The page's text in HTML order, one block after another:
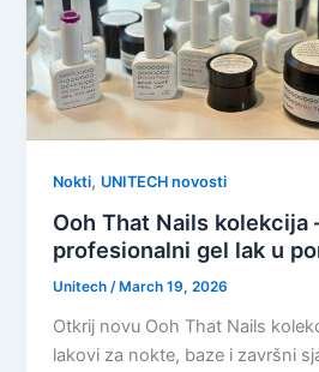
Nokti, UNITECH novosti
Ooh That Nails kolekcija
profesionalni gel lak u
Unitech/ March 19, 2026
Otkrij novu Ooh That Nails
lakovi za nokte, baze i završni